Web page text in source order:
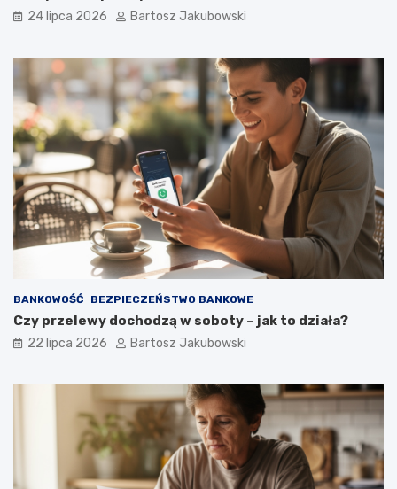
24 lipca 2026 Bartosz Jakubowski
BANKOWOŚĆ BEZPIECZEŃSTWO BANKOWE
Czy przelewy dochodzą w soboty – jak to działa?
22 lipca 2026 Bartosz Jakubowski